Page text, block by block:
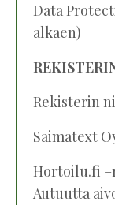
Data
alkaen)
Rekisterin
Saimatext
Hortoilu.fi
Autuutta